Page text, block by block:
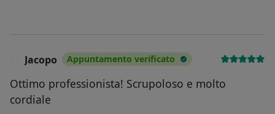
Jacopo Appuntamento verificato
Ottimo professionista! Scrupoloso e molto
cordiale